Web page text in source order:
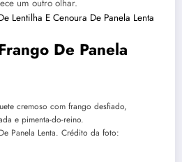
um outro olhar.
Lentilha E Cenoura De Panela Lenta
De Panela
Panela Lenta. Crédito da foto: